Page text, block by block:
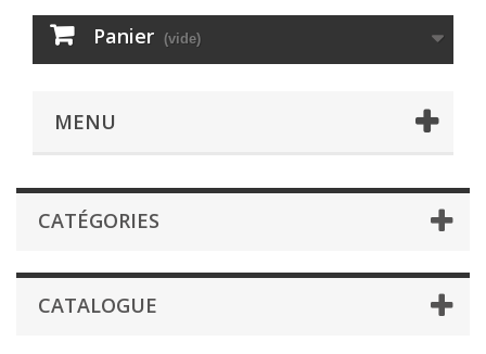
Panier (vide)
MENU
CATÉGORIES
CATALOGUE